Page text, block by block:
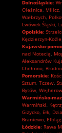
Dolnośląskie:
Oleśnica, Milicz,
Wałbrzych,
Lwówek Śląski,
Opolskie:
Kędzierzyn-Koźle
Kujawsko-
nad Notecią,
Aleksandrów
Chełmno,
Pomorskie:
Sztum, Tczew,
Bytów,
Warmińsko-
Warmiński,
Giżycko, Ełk,
Braniewo, Elbląg.
Łódzkie: Rawa